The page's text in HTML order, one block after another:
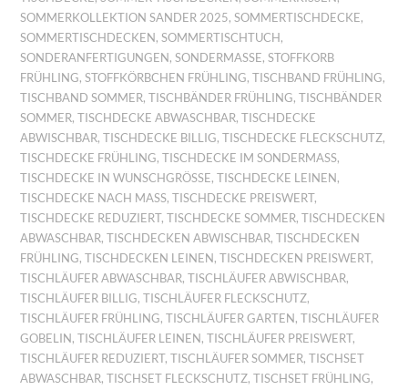
SOMMERKOLLEKTION SANDER 2025,SOMMERTISCHDECKE,
SOMMERTISCHDECKEN ,SOMMERTISCHTUCH ,
SONDERANFERTIGUNGEN ,SONDERMASSE ,STOFFKORB
FRÜHLING,STOFFKÖRBCHEN FRÜHLING,TISCHBAND FRÜHLING,
TISCHBAND SOMMER,TISCHBÄNDER FRÜHLING,TISCHBÄNDER
SOMMER,TISCHDECKE ABWASCHBAR,TISCHDECKE
ABWISCHBAR,TISCHDECKE BILLIG,TISCHDECKE FLECKSCHUTZ,
TISCHDECKE FRÜHLING,TISCHDECKE IM SONDERMASS ,
TISCHDECKE IN WUNSCHGRÖSSE ,TISCHDECKE LEINEN ,
TISCHDECKE NACH MASS ,TISCHDECKE PREISWERT,
TISCHDECKE REDUZIERT,TISCHDECKE SOMMER,TISCHDECKEN
ABWASCHBAR,TISCHDECKEN ABWISCHBAR,TISCHDECKEN
FRÜHLING,TISCHDECKEN LEINEN ,TISCHDECKEN PREISWERT,
TISCHLÄUFER ABWASCHBAR,TISCHLÄUFER ABWISCHBAR,
TISCHLÄUFER BILLIG,TISCHLÄUFER FLECKSCHUTZ,
TISCHLÄUFER FRÜHLING,TISCHLÄUFER GARTEN ,TISCHLÄUFER
GOBELIN ,TISCHLÄUFER LEINEN ,TISCHLÄUFER PREISWERT,
TISCHLÄUFER REDUZIERT,TISCHLÄUFER SOMMER,TISCHSET
ABWASCHBAR,TISCHSET FLECKSCHUTZ,TISCHSET FRÜHLING,